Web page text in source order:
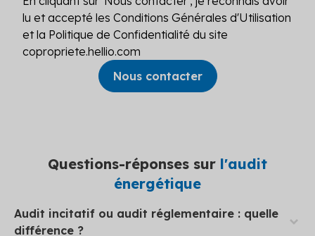
lu et accepté les Conditions Générales d'Utilisation
et la Politique de Confidentialité du site
copropriete.hellio.com
Questions-réponses sur l'audit
énergétique
Audit incitatif ou audit réglementaire : quelle
différence ?
à la rénovation énergétique, comme